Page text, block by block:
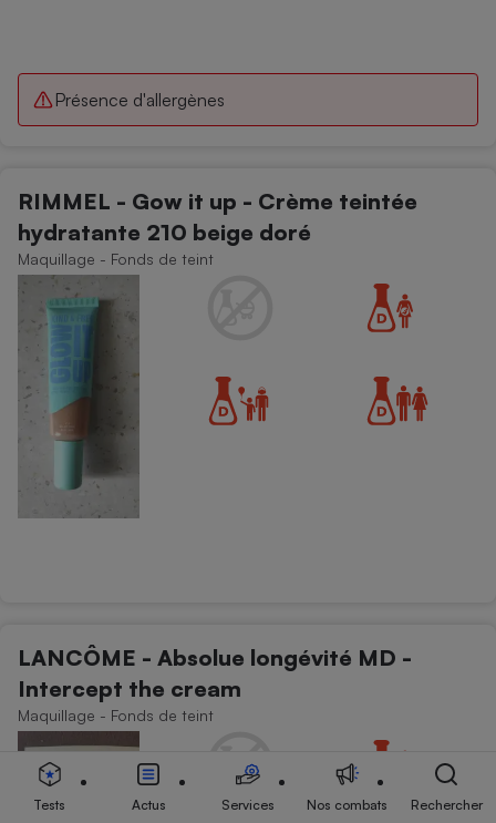
Présence d'allergènes
RIMMEL - Gow it up - Crème teintée
hydratante 210 beige doré
Maquillage - Fonds de teint
LANCÔME - Absolue longévité MD -
Intercept the cream
Maquillage - Fonds de teint
Tests Actus Services Nos combats Rechercher